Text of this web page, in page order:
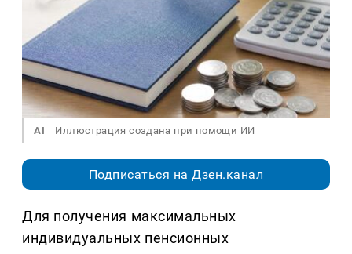
AI Иллюстрация создана при помощи ИИ
Подписаться на Дзен.канал
Для получения максимальных
индивидуальных пенсионных